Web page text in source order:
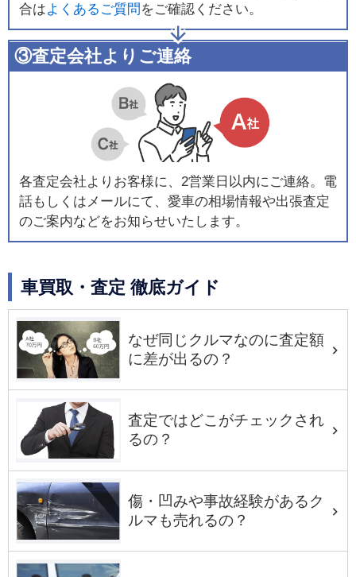
合はよくあるご質問 をご確認ください。
③査定会社よりご連絡
各査定会社よりお客様に、2営業日以内にご連絡。電
話もしくはメールにて、愛車の相場情報や出張査定
のご案内などをお知らせいたします。
車買取・査定 徹底ガイド
なぜ同じクルマなのに査定額
に差が出るの？
査定ではどこがチェックされ
るの？
傷・凹みや事故経験があるク
ルマも売れるの？